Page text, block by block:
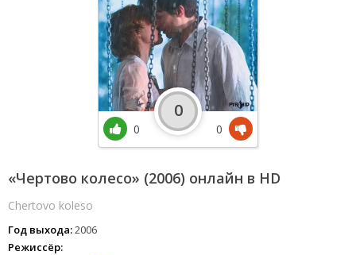
«Чертово колесо» (2006) онлайн в HD
Chertovo koleso
Год выхода:2006
Режиссёр:
0
0
0